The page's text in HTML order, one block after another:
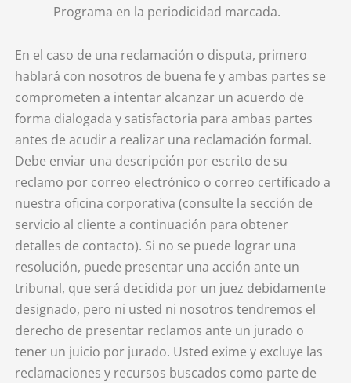
Programa en la periodicidad marcada.
En el caso de una reclamación o disputa, primero
hablará con nosotros de buena fe y ambas partes se
comprometen a intentar alcanzar un acuerdo de
forma dialogada y satisfactoria para ambas partes
antes de acudir a realizar una reclamación formal.
Debe enviar una descripción por escrito de su
reclamo por correo electrónico o correo certificado a
nuestra oficina corporativa (consulte la sección de
servicio al cliente a continuación para obtener
detalles de contacto). Si no se puede lograr una
resolución, puede presentar una acción ante un
tribunal, que será decidida por un juez debidamente
designado, pero ni usted ni nosotros tendremos el
derecho de presentar reclamos ante un jurado o
tener un juicio por jurado. Usted exime y excluye las
reclamaciones y recursos buscados como parte de